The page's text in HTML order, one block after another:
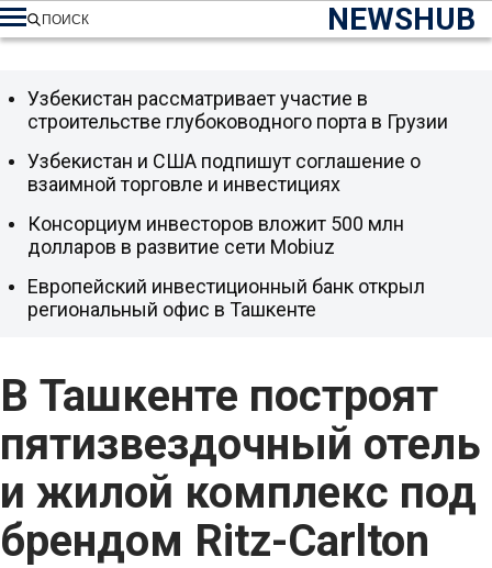
NEWSHUB
ПОИСК
В Ташкенте построят
пятизвездочный отель
и жилой комплекс под
брендом Ritz-Carlton
Узбекистан рассматривает участие в
строительстве глубоководного порта в Грузии
Узбекистан и США подпишут соглашение о
взаимной торговле и инвестициях
Консорциум инвесторов вложит 500 млн
долларов в развитие сети Mobiuz
Европейский инвестиционный банк открыл
региональный офис в Ташкенте